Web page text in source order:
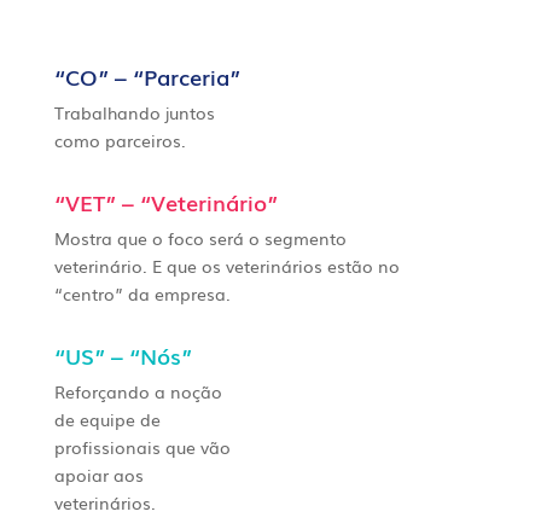
“CO” – “Parceria”
Trabalhando juntos
como parceiros.
“VET” – “Veterinário”
Mostra que o foco será o segmento
veterinário. E que os veterinários estão no
“centro” da empresa.
“US” – “Nós”
Reforçando a noção
de equipe de
profissionais que vão
apoiar aos
veterinários.